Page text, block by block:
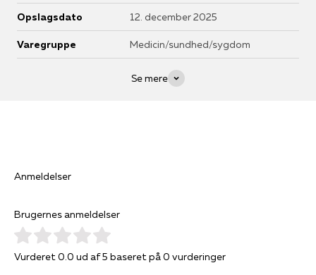
Opslagsdato 12. december 2025
Varegruppe Medicin/sundhed/sygdom
Se mere
Anmeldelser
Brugernes anmeldelser
Vurderet 0.0 ud af 5 baseret på 0 vurderinger